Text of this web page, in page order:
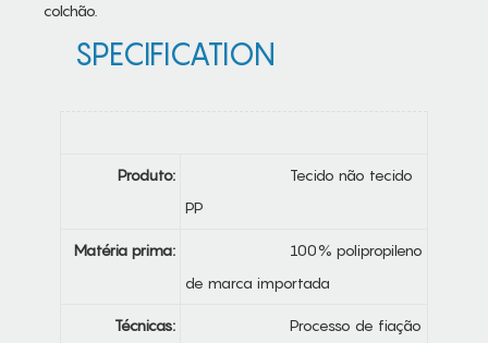
colchão.
SPECIFICATION
Produto:
Tecido não tecido
PP
Matéria prima:
100% polipropileno
de marca importada
Técnicas: Processo de fiação